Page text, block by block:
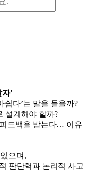
자'
쉽다’는 말을 들을까?
설계해야 할까?
피드백을 받는다… 이유
으며,
판단력과 논리적 사고